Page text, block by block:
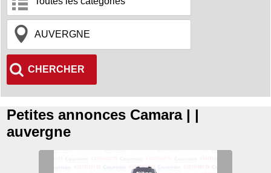
CHERCHER
Petites annonces Camara | |
auvergne